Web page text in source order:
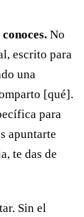
No
escrito para
una
[qué].
para
apuntarte
te das de
Sin el